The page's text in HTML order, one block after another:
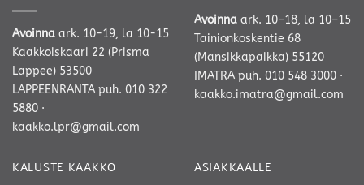
Avoinna ark. 10-19, la 10-15
Kaakkoiskaari 22 (Prisma
Lappee) 53500
LAPPEENRANTA puh. 010 322
5880 ·
kaakko.lpr@gmail.com
Avoinna ark. 10–18, la 10–15
Tainionkoskentie 68
(Mansikkapaikka) 55120
IMATRA puh. 010 548 3000 ·
kaakko.imatra@gmail.com
KALUSTE KAAKKO ASIAKKAALLE